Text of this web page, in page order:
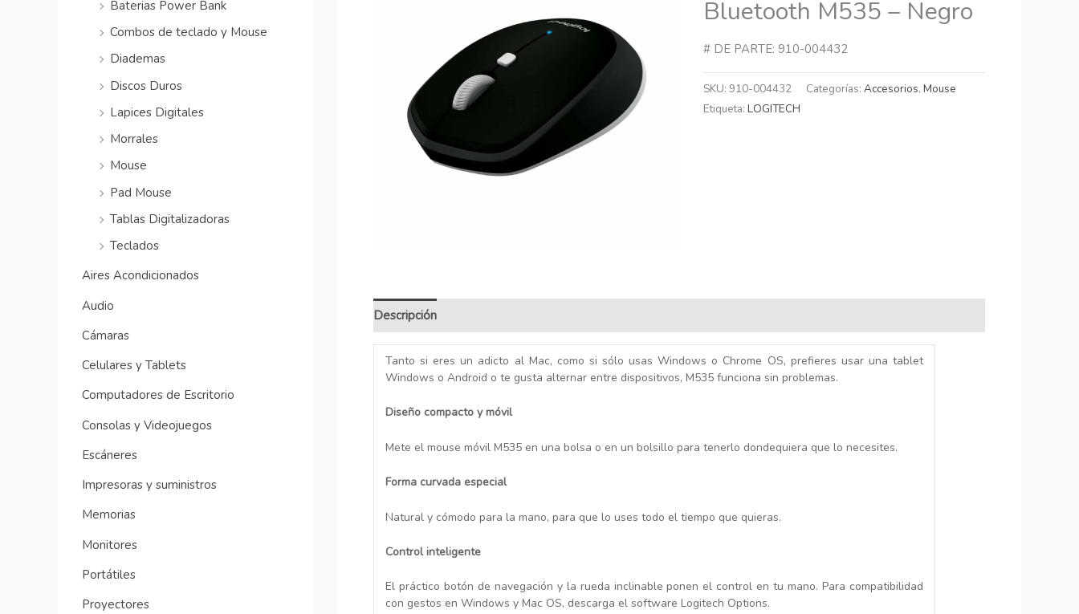
Baterias Power Bank
Combos de teclado y Mouse
Diademas
Discos Duros
Lapices Digitales
Morrales
Mouse
Pad Mouse
Tablas Digitalizadoras
Teclados
Aires Acondicionados
Audio
Cámaras
Celulares y Tablets
Computadores de Escritorio
Consolas y Videojuegos
Escáneres
Impresoras y suministros
Memorias
Monitores
Portátiles
Proyectores
Bluetooth M535 – Negro
# DE PARTE: 910-004432
SKU:910-004432 Categorías:Accesorios,Mouse
Etiqueta:LOGITECH
Descripción
Tanto si eres un adicto al Mac, como si sólo usas Windows o Chrome OS, prefieres usar una tablet
Windows o Android o te gusta alternar entre dispositivos, M535 funciona sin problemas.
Diseño compacto y móvil
Mete el mouse móvil M535 en una bolsa o en un bolsillo para tenerlo dondequiera que lo necesites.
Forma curvada especial
Natural y cómodo para la mano, para que lo uses todo el tiempo que quieras.
Control inteligente
El práctico botón de navegación y la rueda inclinable ponen el control en tu mano. Para compatibilidad
con gestos en Windows y Mac OS, descarga el software Logitech Options.